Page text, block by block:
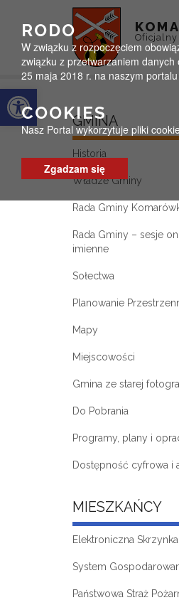
Otwórz pasek narzędzi
GMINA
Historia
Władze Gminy
Rada Gminy
Rada Gminy – sesje
imienne
Sołectwa
Planowanie
Mapy
Miejscowości
Gmina ze starej
Do Pobrania
Programy, plany i
Dostępność cyfrowa i
MIESZKAŃCY
Elektroniczna
System
Państwowa Straż
RODO
W związku z rozpoczęciem
związku z przetwarzaniem
25 maja 2018 r. na naszym
COOKIES
Nasz Portal wykorzytuje pliki
Zgadzam się